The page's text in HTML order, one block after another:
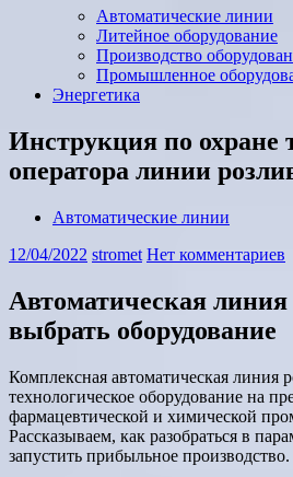
Автоматические линии
Литейное оборудование
Производство
Промышленное
Энергетика
Инструкция по охране
оператора линии
Автоматические линии
12/04/2022 stromet Нет комментариев
Автоматическая
выбрать оборудование
Комплексная автоматическая линия
технологическое оборудование на
фармацевтической и химической
Рассказываем, как разобраться в
запустить прибыльное производство.